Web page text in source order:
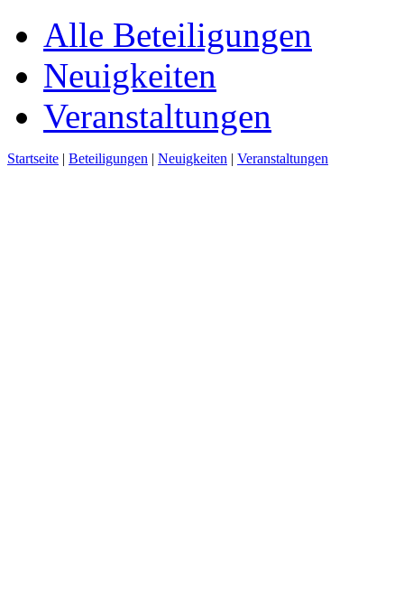
Alle Beteiligungen
Neuigkeiten
Veranstaltungen
Startseite | Beteiligungen | Neuigkeiten | Veranstaltungen